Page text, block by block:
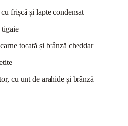
frișcă și lapte condensat
tocată și brânză cheddar
cu unt de arahide și brânză